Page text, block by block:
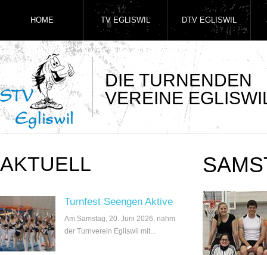
DIE TURNENDEN
VEREINE
HOME TV EGLISWIL DTV EGLISWIL
AKTUELL
Turnfest Seengen Aktive
Am Samstag, 20. Juni 2026, nahm
der Turnverein Egliswil mit...